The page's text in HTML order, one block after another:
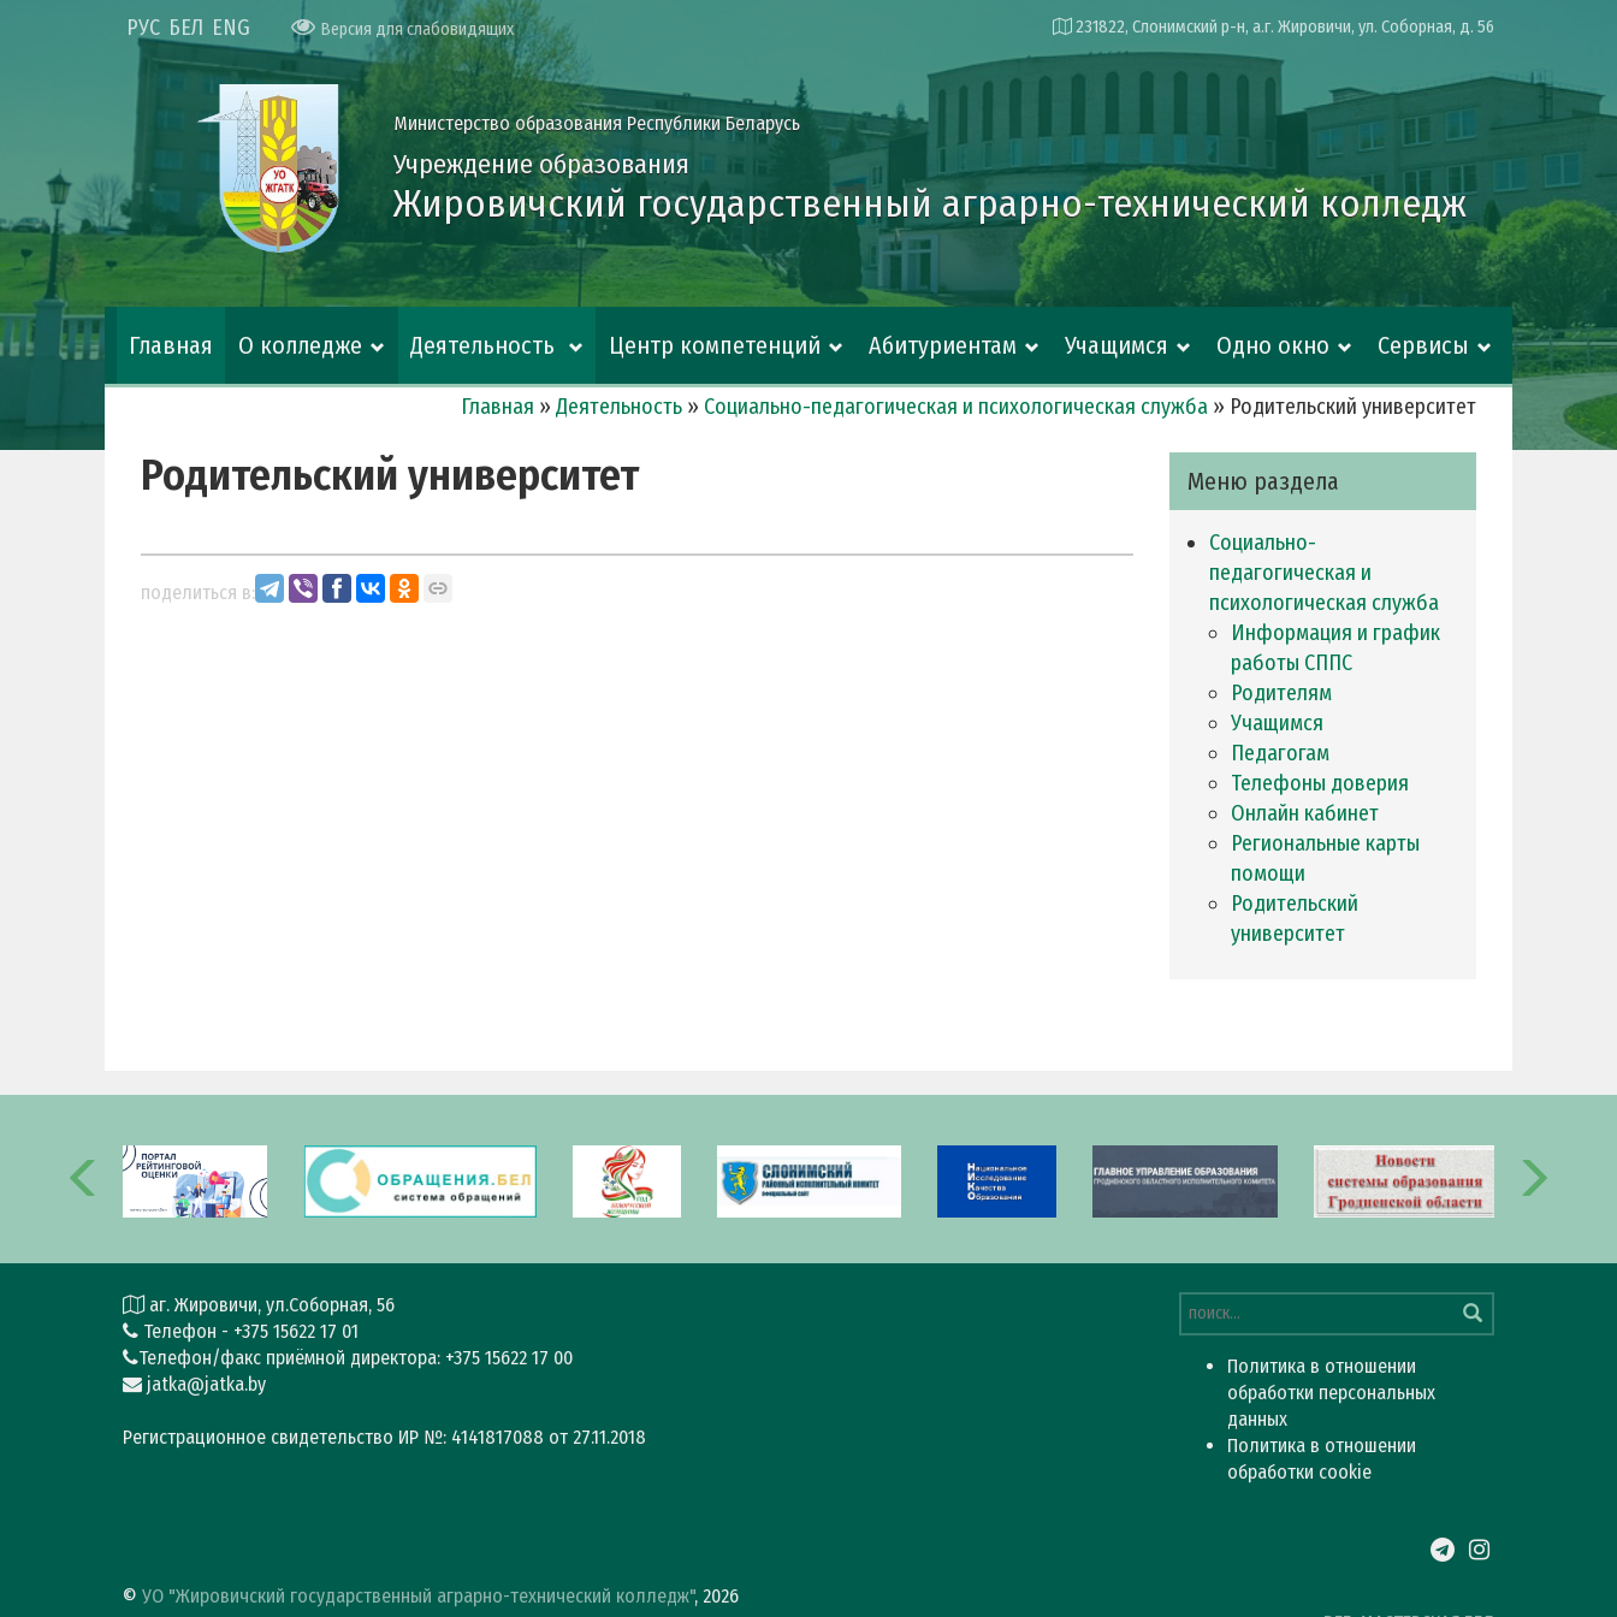
РУС БЕЛ ENG Версия для слабовидящих 231822, Слонимский р-н, а.г. Жировичи, ул. Соборная, д. 56
Министерство образования Республики Беларусь
Учреждение образования
Жировичский государственный аграрно-технический колледж
Главная О колледже Деятельность Центр компетенций Абитуриентам Учащимся Одно окно Сервисы
Главная » Деятельность » Социально-педагогическая и психологическая служба » Родительский университет
Родительский университет
поделиться в:
Меню раздела
Социально-
педагогическая и
психологическая служба
Информация и график
работы СППС
Родителям
Учащимся
Педагогам
Телефоны доверия
Онлайн кабинет
Региональные карты
помощи
Родительский
университет
аг. Жировичи, ул.Соборная, 56
Телефон - +375 15622 17 01
Телефон/факс приёмной директора: +375 15622 17 00
jatka@jatka.by
Регистрационное свидетельство ИР №: 4141817088 от 27.11.2018
Политика в отношении
обработки персональных
данных
Политика в отношении
обработки cookie
© УО "Жировичский государственный аграрно-технический колледж", 2026